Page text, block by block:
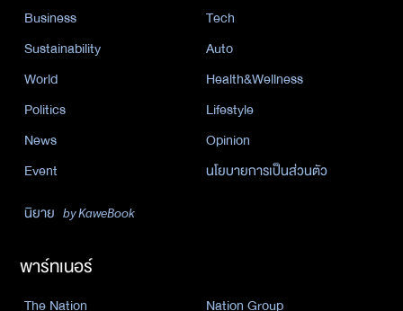
Business
Tech
Sustainability
Auto
World
Health&Wellness
Politics
Lifestyle
News
Opinion
Event
นโยบายการเป็นส่วนตัว
นิยาย by KaweBook
พาร์ทเนอร์
The Nation Nation Group